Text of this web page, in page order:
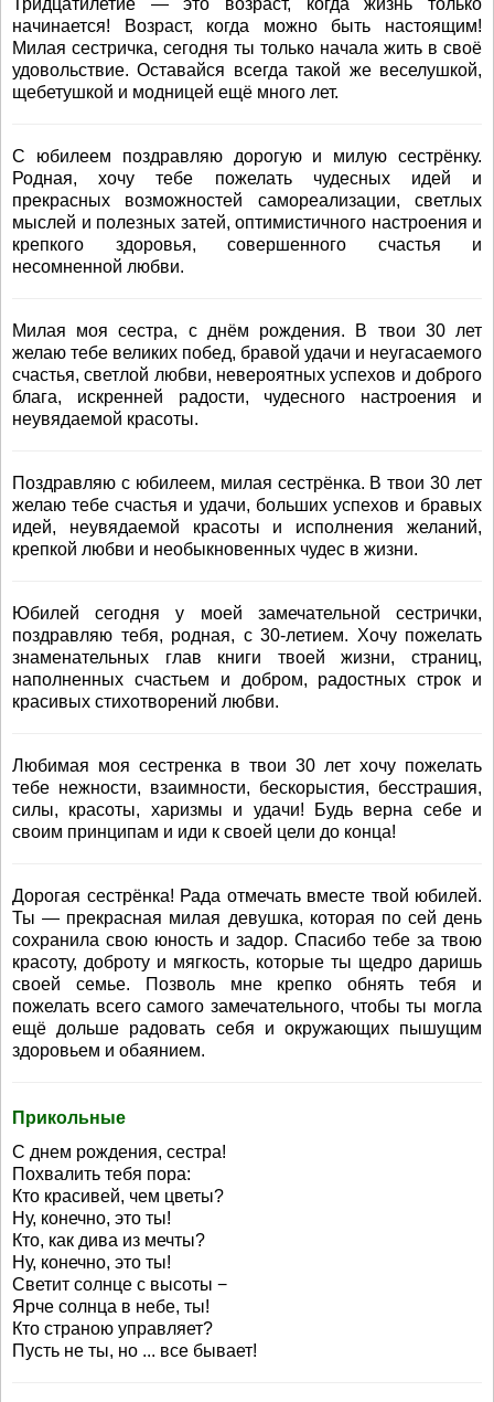
Тридцатилетие — это возраст, когда жизнь только
начинается! Возраст, когда можно быть настоящим!
Милая сестричка, сегодня ты только начала жить в своё
удовольствие. Оставайся всегда такой же веселушкой,
щебетушкой и модницей ещё много лет.
С юбилеем поздравляю дорогую и милую сестрёнку.
Родная, хочу тебе пожелать чудесных идей и
прекрасных возможностей самореализации, светлых
мыслей и полезных затей, оптимистичного настроения и
крепкого здоровья, совершенного счастья и
несомненной любви.
Милая моя сестра, с днём рождения. В твои 30 лет
желаю тебе великих побед, бравой удачи и неугасаемого
счастья, светлой любви, невероятных успехов и доброго
блага, искренней радости, чудесного настроения и
неувядаемой красоты.
Поздравляю с юбилеем, милая сестрёнка. В твои 30 лет
желаю тебе счастья и удачи, больших успехов и бравых
идей, неувядаемой красоты и исполнения желаний,
крепкой любви и необыкновенных чудес в жизни.
Юбилей сегодня у моей замечательной сестрички,
поздравляю тебя, родная, с 30-летием. Хочу пожелать
знаменательных глав книги твоей жизни, страниц,
наполненных счастьем и добром, радостных строк и
красивых стихотворений любви.
Любимая моя сестренка в твои 30 лет хочу пожелать
тебе нежности, взаимности, бескорыстия, бесстрашия,
силы, красоты, харизмы и удачи! Будь верна себе и
своим принципам и иди к своей цели до конца!
Дорогая сестрёнка! Рада отмечать вместе твой юбилей.
Ты — прекрасная милая девушка, которая по сей день
сохранила свою юность и задор. Спасибо тебе за твою
красоту, доброту и мягкость, которые ты щедро даришь
своей семье. Позволь мне крепко обнять тебя и
пожелать всего самого замечательного, чтобы ты могла
ещё дольше радовать себя и окружающих пышущим
здоровьем и обаянием.
Прикольные
С днем рождения, сестра!
Похвалить тебя пора:
Кто красивей, чем цветы?
Ну, конечно, это ты!
Кто, как дива из мечты?
Ну, конечно, это ты!
Светит солнце с высоты −
Ярче солнца в небе, ты!
Кто страною управляет?
Пусть не ты, но ... все бывает!